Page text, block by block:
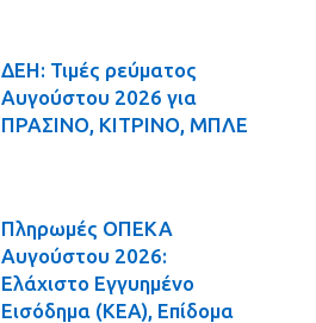
ΔΕΗ: Τιμές ρεύματος
Αυγούστου 2026 για
ΠΡΑΣΙΝΟ, ΚΙΤΡΙΝΟ, ΜΠΛΕ
Πληρωμές ΟΠΕΚΑ
Αυγούστου 2026:
Ελάχιστο Εγγυημένο
Εισόδημα (ΚΕΑ), Επίδομα